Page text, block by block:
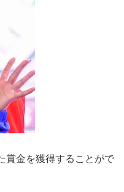
賞金を獲得することがで